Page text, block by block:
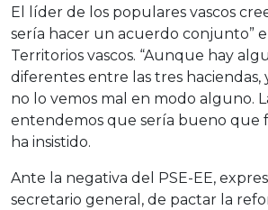
El líder de los populares vascos
sería hacer un acuerdo conjunto”
Territorios vascos. “Aunque hay
diferentes entre las tres haciendas,
no lo vemos mal en modo alguno.
entendemos que sería bueno que
ha insistido.
Ante la negativa del PSE-EE,
secretario general, de pactar la